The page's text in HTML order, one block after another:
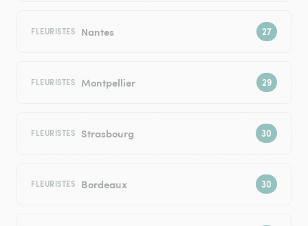
FLEURISTES Nantes
FLEURISTES Montpellier
FLEURISTES Strasbourg
FLEURISTES Bordeaux